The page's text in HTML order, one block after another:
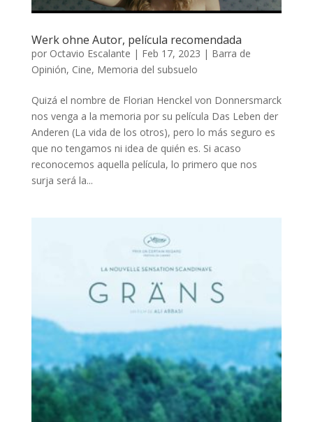
Werk ohne Autor, película recomendada
por Octavio Escalante | Feb 17, 2023 | Barra de
Opinión, Cine, Memoria del subsuelo
Quizá el nombre de Florian Henckel von Donnersmarck
nos venga a la memoria por su película Das Leben der
Anderen (La vida de los otros), pero lo más seguro es
que no tengamos ni idea de quién es. Si acaso
reconocemos aquella película, lo primero que nos
surja será la...